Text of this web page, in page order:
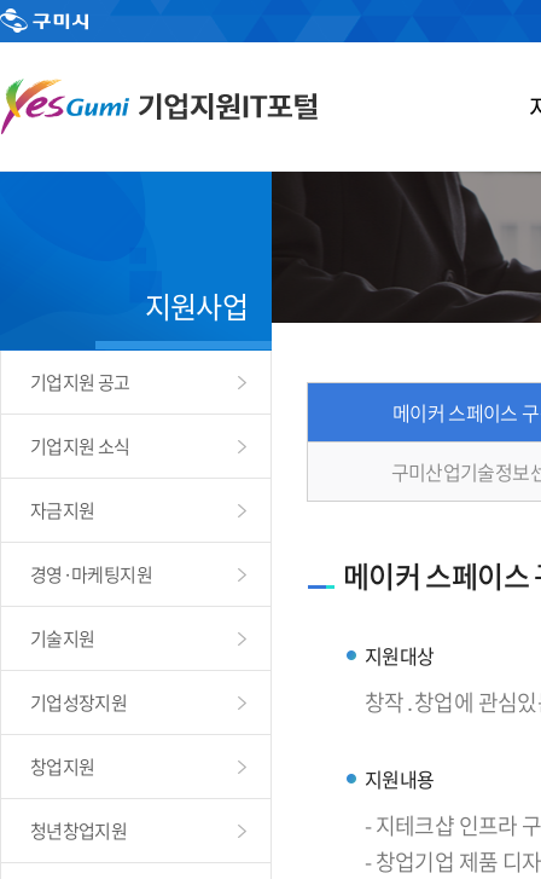
지원사업
기업지원 공고
기업지원 소식
자금지원
경영·마케팅지원
기술지원
기업성장지원
창업지원
청년창업지원
메이커 스페이스
구미산업기술정보
메이커 스페이
지원대상
창작․창업에 관심
지원내용
- 지테크샵 인프라
- 창업기업 제품 디